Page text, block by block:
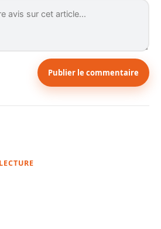
Publier le commentaire